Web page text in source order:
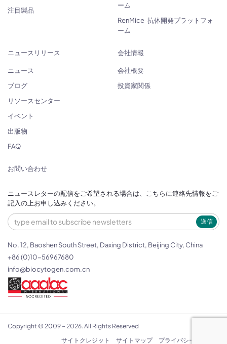
注目製品
ーム
RenMice-抗体開発プラットフォ
ーム
ニュースリリース
ニュース
ブログ
リソースセンター
イベント
出版物
FAQ
会社情報
会社概要
投資家関係
お問い合わせ
ニュースレターの配信をご希望される場合は、こちらに連絡先情報をご
記入の上お申し込みください。
送信
No. 12, Baoshen South Street, Daxing District, Beijing City, China
+86 (0)10-56967680
info@biocytogen.com.cn
Copyright © 2009 ~ 2026. All Rights Reserved
サイトクレジット
サイトマップ プライバシーポリシー